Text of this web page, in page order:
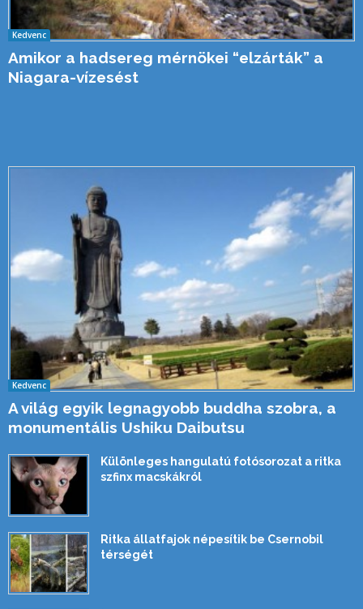
Kedvenc
Amikor a hadsereg mérnökei “elzárták” a
Niagara-vízesést
Kedvenc
A világ egyik legnagyobb buddha szobra, a
monumentális Ushiku Daibutsu
Különleges hangulatú fotósorozat a ritka
szfinx macskákról
Ritka állatfajok népesítik be Csernobil
térségét